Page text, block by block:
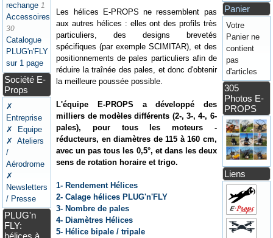
rechange 1
Accessoires
30
Catalogue
PLUG'n'FLY
sur 1 page
Société E-
Props
✗
Entreprise
✗ Equipe
✗ Ateliers
/
Aérodrome
✗
Newsletters
/ Presse
PLUG'n
FLY:
Les hélices E-PROPS ne ressemblent pas
aux autres hélices : elles ont des profils très
particuliers, des designs brevetés
spécifiques (par exemple SCIMITAR), et des
positionnements de pales particuliers afin de
réduire la traînée des pales, et donc d'obtenir
la meilleure poussée possible.
L'équipe E-PROPS a développé des
milliers de modèles différents (2-, 3-, 4-, 6-
pales), pour tous les moteurs -
réducteurs, en diamètres de 115 à 160 cm,
avec un pas tous les 0,5°, et dans les deux
sens de rotation horaire et trigo.
1- Rendement Hélices
2- Calage hélices PLUG'n'FLY
3- Nombre de pales
4- Diamètres Hélices
5- Hélice bipale / tripale
Panier
Votre
Panier ne
contient
pas
d'articles
305
Photos E-
PROPS
Liens